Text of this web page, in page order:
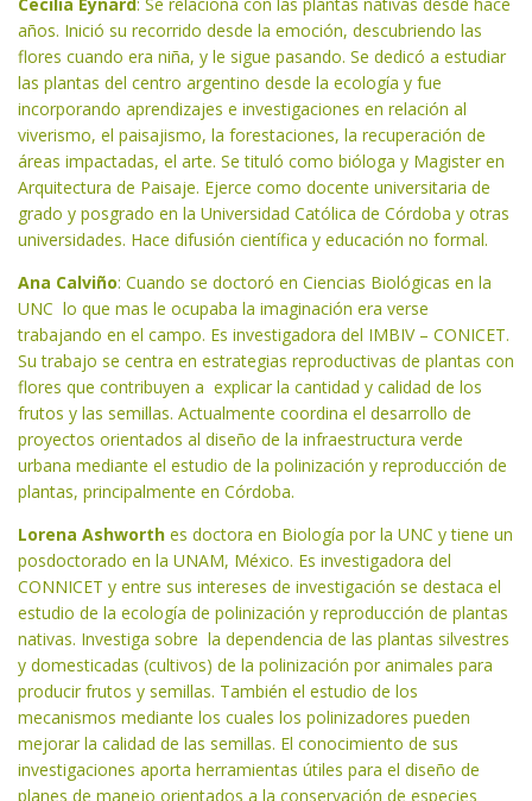
años. Inició su recorrido desde la emoción, descubriendo las
flores cuando era niña, y le sigue pasando. Se dedicó a estudiar
las plantas del centro argentino desde la ecología y fue
incorporando aprendizajes e investigaciones en relación al
viverismo, el paisajismo, la forestaciones, la recuperación de
áreas impactadas, el arte. Se tituló como bióloga y Magister en
Arquitectura de Paisaje. Ejerce como docente universitaria de
grado y posgrado en la Universidad Católica de Córdoba y otras
universidades. Hace difusión científica y educación no formal.
Ana Calviño: Cuando se doctoró en Ciencias Biológicas en la
UNC lo que mas le ocupaba la imaginación era verse
trabajando en el campo. Es investigadora del IMBIV – CONICET.
Su trabajo se centra en estrategias reproductivas de plantas con
flores que contribuyen a explicar la cantidad y calidad de los
frutos y las semillas. Actualmente coordina el desarrollo de
proyectos orientados al diseño de la infraestructura verde
urbana mediante el estudio de la polinización y reproducción de
plantas, principalmente en Córdoba.
Lorena Ashworth es doctora en Biología por la UNC y tiene un
posdoctorado en la UNAM, México. Es investigadora del
CONNICET y entre sus intereses de investigación se destaca el
estudio de la ecología de polinización y reproducción de plantas
nativas. Investiga sobre la dependencia de las plantas silvestres
y domesticadas (cultivos) de la polinización por animales para
producir frutos y semillas. También el estudio de los
mecanismos mediante los cuales los polinizadores pueden
mejorar la calidad de las semillas. El conocimiento de sus
investigaciones aporta herramientas útiles para el diseño de
planes de manejo orientados a la conservación de especies